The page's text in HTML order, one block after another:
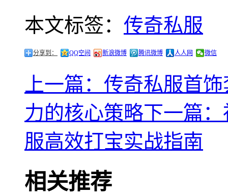
本文标签： 传奇私服
分享到： QQ空间 新浪微博 腾讯微博 人人网 微信
上一篇：传奇私服首
力的核心策略下一篇
服高效打宝实战指南
相关推荐